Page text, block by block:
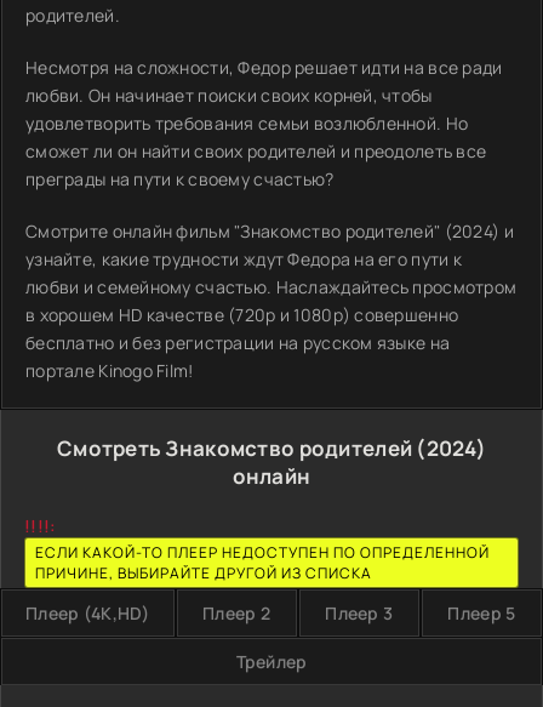
родителей.
Несмотря на сложности, Федор решает идти на все ради
любви. Он начинает поиски своих корней, чтобы
удовлетворить требования семьи возлюбленной. Но
сможет ли он найти своих родителей и преодолеть все
преграды на пути к своему счастью?
Смотрите онлайн фильм "Знакомство родителей" (2024) и
узнайте, какие трудности ждут Федора на его пути к
любви и семейному счастью. Наслаждайтесь просмотром
в хорошем HD качестве (720p и 1080p) совершенно
бесплатно и без регистрации на русском языке на
портале Kinogo Film!
Смотреть Знакомство родителей (2024)
онлайн
!!!!:
ЕСЛИ КАКОЙ-ТО ПЛЕЕР НЕДОСТУПЕН ПО ОПРЕДЕЛЕННОЙ
ПРИЧИНЕ, ВЫБИРАЙТЕ ДРУГОЙ ИЗ СПИСКА
Плеер (4K,HD) Плеер 2 Плеер 3 Плеер 5
Трейлер